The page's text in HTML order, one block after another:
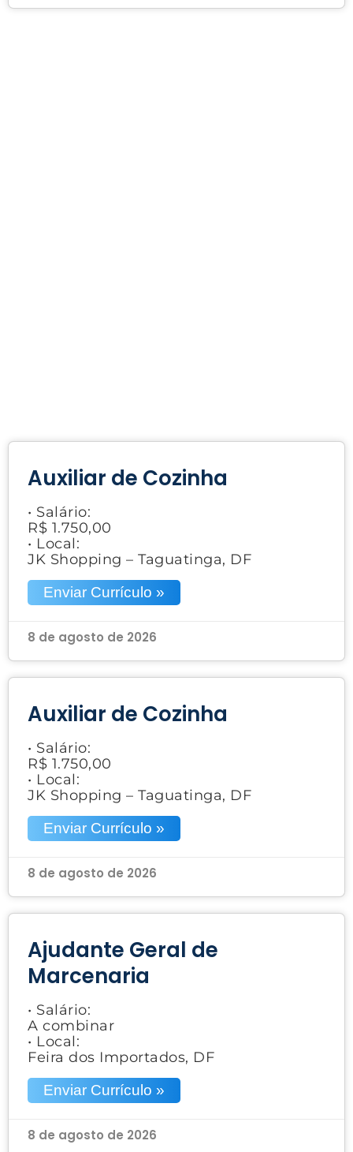
Auxiliar de Cozinha
• Salário:
R$ 1.750,00
• Local:
JK Shopping – Taguatinga, DF
Enviar Currículo »
8 de agosto de 2026
Auxiliar de Cozinha
• Salário:
R$ 1.750,00
• Local:
JK Shopping – Taguatinga, DF
Enviar Currículo »
8 de agosto de 2026
Ajudante Geral de
Marcenaria
• Salário:
A combinar
• Local:
Feira dos Importados, DF
Enviar Currículo »
8 de agosto de 2026